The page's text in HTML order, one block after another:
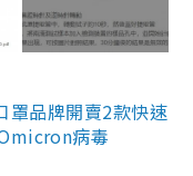
罩品牌開賣2款快速
病毒